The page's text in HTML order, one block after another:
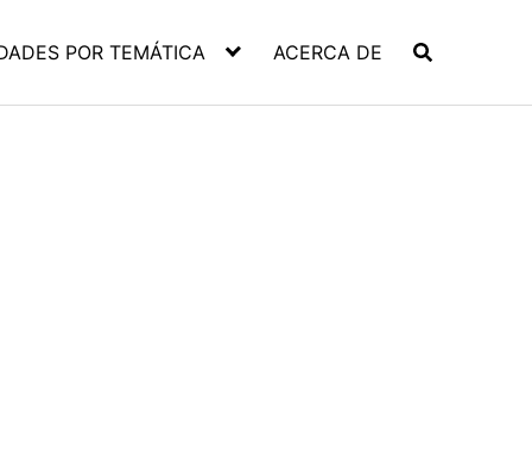
POR TEMÁTICA ACERCA DE